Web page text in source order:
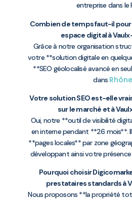
entreprise dans le
Combien de temps faut-il pour
espace digital à
Grâce à notre organisation
votre **solution digitale en
**SEO géolocalisé avancé en
dans Rhône
Votre solution SEO est-elle
sur le marché et à
Oui, notre **outil de visibilité
en interne pendant **26 mois**.
**pages locales** par zone
développant ainsi votre présence
Pourquoi choisir
prestataires standards à
Nous proposons **la propriété